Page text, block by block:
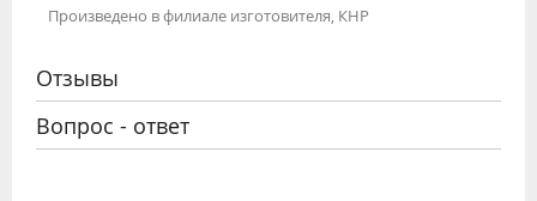
Произведено в филиале изготовителя, КНР
Отзывы
Вопрос - ответ